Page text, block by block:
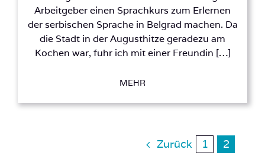
Arbeitgeber einen Sprachkurs zum Erlernen
der serbischen Sprache in Belgrad machen. Da
die Stadt in der Augusthitze geradezu am
Kochen war, fuhr ich mit einer Freundin […]
MEHR
Zurück 1 2